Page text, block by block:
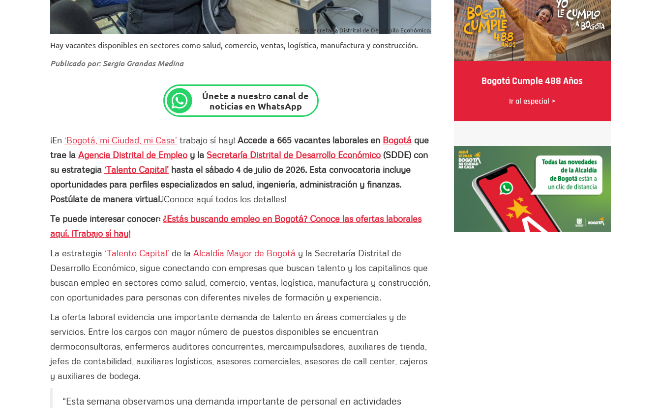
Foto: Secretaría Distrital de Desarrollo Económico.
Hay vacantes disponibles en sectores como salud, comercio, ventas, logística, manufactura y construcción.
Publicado por: Sergio Grandas Medina
Únete a nuestro canal de
noticias en WhatsApp
¡En ‘Bogotá, mi Ciudad, mi Casa’ trabajo sí hay! Accede a 665 vacantes laborales en Bogotá que
trae la Agencia Distrital de Empleo y la Secretaría Distrital de Desarrollo Económico (SDDE) con
su estrategia ‘Talento Capital’ hasta el sábado 4 de julio de 2026. Esta convocatoria incluye
oportunidades para perfiles especializados en salud, ingeniería, administración y finanzas.
Postúlate de manera virtual.¡Conoce aquí todos los detalles!
Te puede interesar conocer: ¿Estás buscando empleo en Bogotá? Conoce las ofertas laborales
aquí. ¡Trabajo sí hay!
La estrategia ‘Talento Capital’ de la Alcaldía Mayor de Bogotá y la Secretaría Distrital de
Desarrollo Económico, sigue conectando con empresas que buscan talento y los capitalinos que
buscan empleo en sectores como salud, comercio, ventas, logística, manufactura y construcción,
con oportunidades para personas con diferentes niveles de formación y experiencia.
La oferta laboral evidencia una importante demanda de talento en áreas comerciales y de
servicios. Entre los cargos con mayor número de puestos disponibles se encuentran
dermoconsultoras, enfermeros auditores concurrentes, mercaimpulsadores, auxiliares de tienda,
jefes de contabilidad, auxiliares logísticos, asesores comerciales, asesores de call center, cajeros
y auxiliares de bodega.
“Esta semana observamos una demanda importante de personal en actividades
Bogotá Cumple 488 Años
Ir al especial >